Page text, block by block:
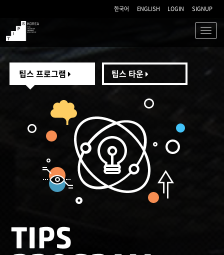
한국어 ENGLISH LOGIN SIGNUP
TIPS
팁스 프로그램 팁스 타운